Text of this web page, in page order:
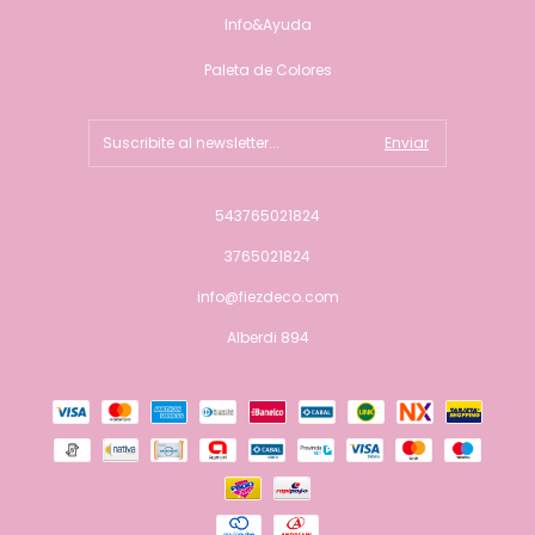
Info&Ayuda
Paleta de Colores
543765021824
3765021824
info@fiezdeco.com
Alberdi 894